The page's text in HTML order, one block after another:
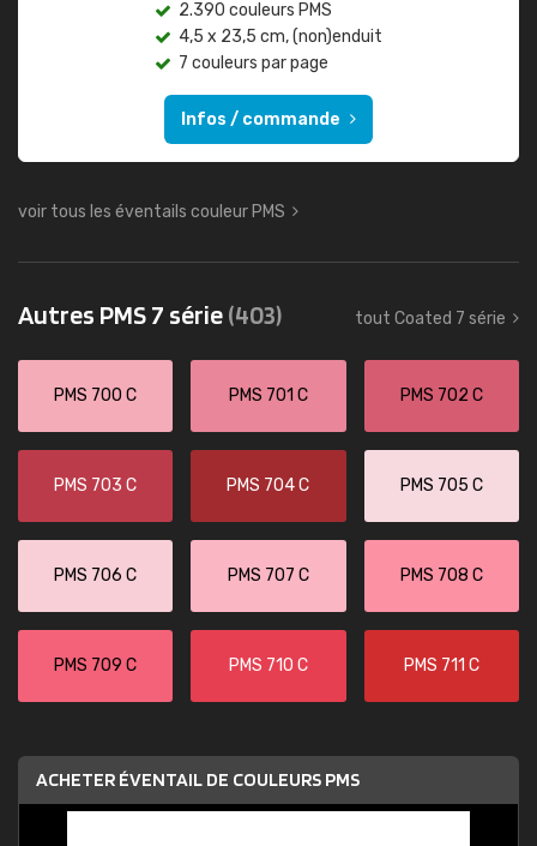
2.390 couleurs PMS
4,5 x 23,5 cm, (non)enduit
7 couleurs par page
Infos / commande
voir tous les éventails couleur PMS
Autres PMS 7 série(403) tout Coated 7 série
PMS 700 C PMS 701 C PMS 702 C
PMS 703 C PMS 704 C PMS 705 C
PMS 706 C PMS 707 C PMS 708 C
PMS 709 C PMS 710 C PMS 711 C
ACHETER ÉVENTAIL DE COULEURS PMS